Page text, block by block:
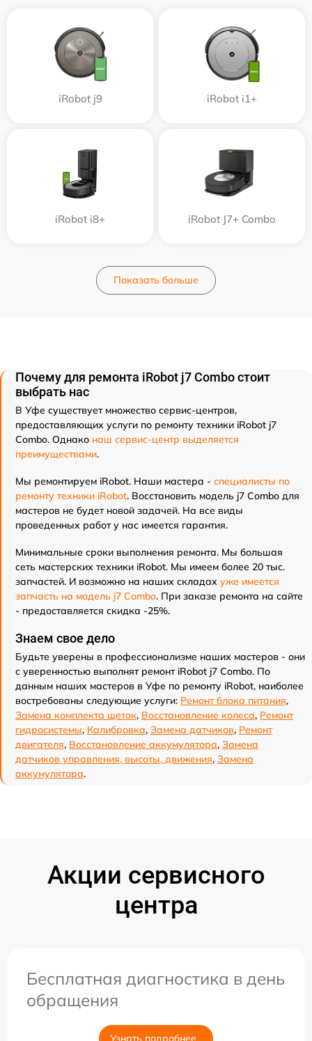
iRobot j9 iRobot i1+
iRobot i8+ iRobot J7+ Combo
Показать больше
Почему для ремонта iRobot j7 Combo стоит
выбрать нас
В Уфе существует множество сервис-центров,
предоставляющих услуги по ремонту техники iRobot j7
Combo. Однако наш сервис-центр выделяется
преимуществами.
Мы ремонтируем iRobot. Наши мастера - специалисты по
ремонту техники iRobot. Восстановить модель j7 Combo для
мастеров не будет новой задачей. На все виды
проведенных работ у нас имеется гарантия.
Минимальные сроки выполнения ремонта. Мы большая
сеть мастерских техники iRobot. Мы имеем более 20 тыс.
запчастей. И возможно на наших складах уже имеется
запчасть на модель j7 Combo. При заказе ремонта на сайте
- предоставляется скидка -25%.
Знаем свое дело
Будьте уверены в профессионализме наших мастеров - они
с уверенностью выполнят ремонт iRobot j7 Combo. По
данным наших мастеров в Уфе по ремонту iRobot, наиболее
востребованы следующие услуги: Ремонт блока питания,
Замена комплекта щеток, Восстановление колеса, Ремонт
гидросистемы, Калибровка, Замена датчиков, Ремонт
двигателя, Восстановление аккумулятора, Замена
датчиков управления, высоты, движения, Замена
аккумулятора.
Акции сервисного
центра
Бесплатная диагностика в день
обращения
Узнать подробнее